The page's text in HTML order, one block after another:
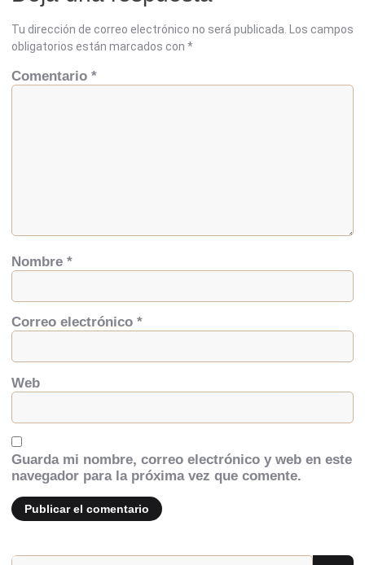
Tu dirección de correo electrónico no será publicada.
Los campos
obligatorios están marcados con *
Comentario *
Nombre *
Correo electrónico *
Web
Guarda mi nombre, correo electrónico y web en este
navegador para la próxima vez que comente.